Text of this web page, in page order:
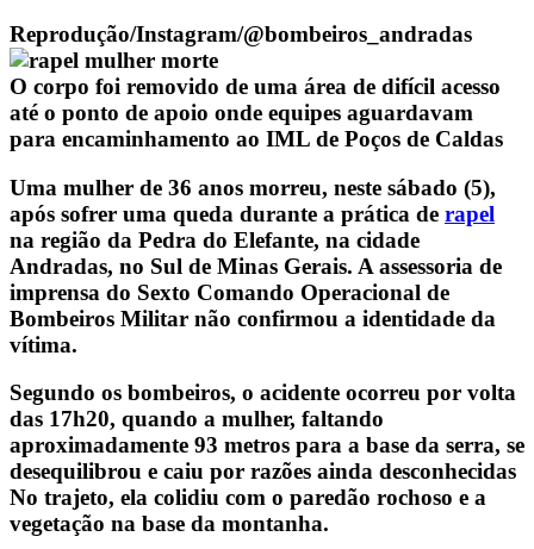
Reprodução/Instagram/@bombeiros_andradas
O corpo foi removido de uma área de difícil acesso
até o ponto de apoio onde equipes aguardavam
para encaminhamento ao IML de Poços de Caldas
Uma mulher de 36 anos morreu, neste sábado (5),
após sofrer uma queda durante a prática de rapel
na região da Pedra do Elefante, na cidade
Andradas, no Sul de Minas Gerais. A assessoria de
imprensa do Sexto Comando Operacional de
Bombeiros Militar não confirmou a identidade da
vítima.
Segundo os bombeiros, o acidente ocorreu por volta
das 17h20, quando a mulher, faltando
aproximadamente 93 metros para a base da serra, se
desequilibrou e caiu por razões ainda desconhecidas
No trajeto, ela colidiu com o paredão rochoso e a
vegetação na base da montanha.